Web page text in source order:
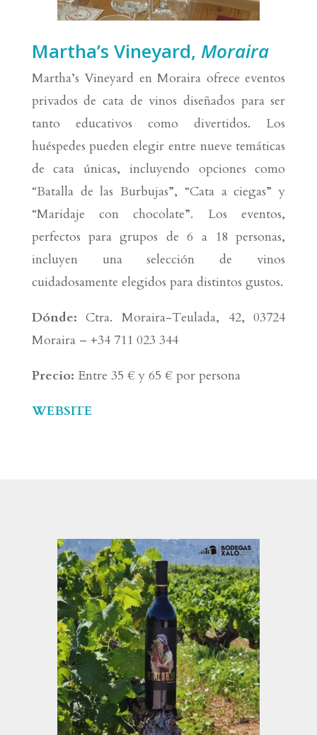
Martha’s Vineyard, Moraira
Martha’s Vineyard en Moraira ofrece eventos
privados de cata de vinos diseñados para ser
tanto educativos como divertidos. Los
huéspedes pueden elegir entre nueve temáticas
de cata únicas, incluyendo opciones como
“Batalla de las Burbujas”, “Cata a ciegas” y
“Maridaje con chocolate”. Los eventos,
perfectos para grupos de 6 a 18 personas,
incluyen una selección de vinos
cuidadosamente elegidos para distintos gustos.
Dónde: Ctra. Moraira-Teulada, 42, 03724
Moraira – +34 711 023 344
Precio: Entre 35 € y 65 € por persona
WEBSITE